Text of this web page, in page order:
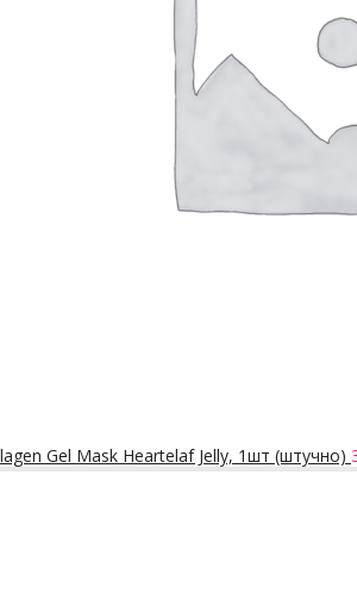
Gel Mask Heartelaf Jelly, 1шт (штучно)